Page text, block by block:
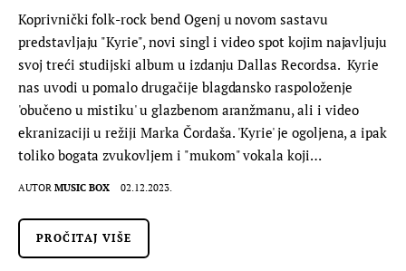
Koprivnički folk-rock bend Ogenj u novom sastavu
predstavljaju "Kyrie", novi singl i video spot kojim najavljuju
svoj treći studijski album u izdanju Dallas Recordsa. Kyrie
nas uvodi u pomalo drugačije blagdansko raspoloženje
'obučeno u mistiku' u glazbenom aranžmanu, ali i video
ekranizaciji u režiji Marka Čordaša. 'Kyrie' je ogoljena, a ipak
toliko bogata zvukovljem i "mukom" vokala koji…
AUTOR MUSIC BOX 02.12.2023.
PROČITAJ VIŠE